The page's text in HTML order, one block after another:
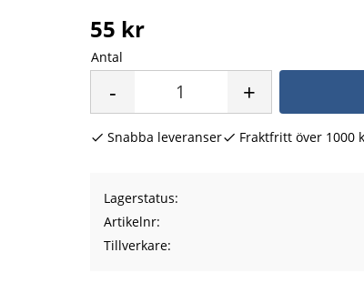
55 kr
Antal
+
-
Snabba leveranser Fraktfritt över 1000
Lagerstatus
Artikelnr
Tillverkare